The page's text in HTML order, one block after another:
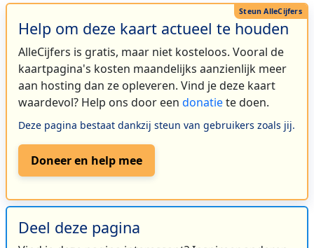
Help om deze kaart actueel te houden
AlleCijfers is gratis, maar niet kosteloos. Vooral de
kaartpagina's kosten maandelijks aanzienlijk meer
aan hosting dan ze opleveren. Vind je deze kaart
waardevol? Help ons door een donatiete doen.
Deze pagina bestaat dankzij steun van gebruikers zoals jij.
Doneer en help mee
Deel deze pagina